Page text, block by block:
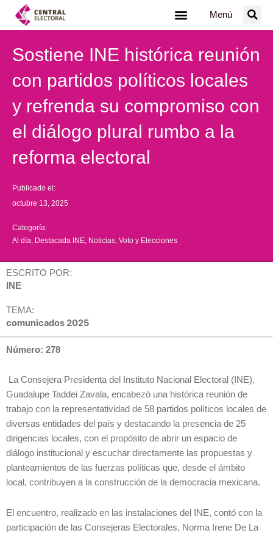
Menú
Sostiene INE histórica reunión
con partidos políticos locales
y refrenda su compromiso con
el diálogo plural rumbo a la
reforma electoral
Publicado el:
octubre 13, 2025
Categoría:
Al día Destacada INE Noticias Voto y Elecciones
ESCRITO POR:
INE
TEMA:
comunicados 2025
Número: 278
La Consejera Presidenta del Instituto Nacional Electoral (INE),
Guadalupe Taddei Zavala, encabezó una histórica reunión de
trabajo con la representatividad de 58 partidos políticos locales de
diversas entidades del país y destacando la presencia de 25
dirigencias locales, con el propósito de abrir un espacio de
diálogo institucional y escuchar directamente las propuestas y
planteamientos de las fuerzas políticas que, desde el ámbito
local, contribuyen a la construcción de la democracia mexicana.
El encuentro, realizado en las instalaciones del INE, contó con la
participación de las Consejeras Electorales, Norma Irene De La